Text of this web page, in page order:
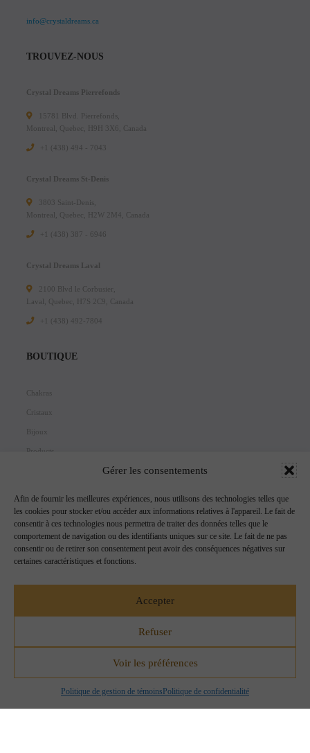
Gérer les consentements
Afin de fournir les meilleures expériences, nous utilisons des technologies telles que
les cookies pour stocker et/ou accéder aux informations relatives à l'appareil. Le fait de
consentir à ces technologies nous permettra de traiter des données telles que le
comportement de navigation ou des identifiants uniques sur ce site. Le fait de ne pas
consentir ou de retirer son consentement peut avoir des conséquences négatives sur
certaines caractéristiques et fonctions.
Accepter
Refuser
Voir les préférences
Politique de gestion de témoins Politique de confidentialité
info@crystaldreams.ca
TROUVEZ-NOUS
Crystal Dreams Pierrefonds
15781 Blvd. Pierrefonds,
Montreal, Quebec, H9H 3X6, Canada
+1 (438) 494 - 7043
Crystal Dreams St-Denis
3803 Saint-Denis,
Montreal, Quebec, H2W 2M4, Canada
+1 (438) 387 - 6946
Crystal Dreams Laval
2100 Blvd le Corbusier,
Laval, Quebec, H7S 2C9, Canada
+1 ‪(438) 492-7804‬
BOUTIQUE
Chakras
Cristaux
Bijoux
Products
Zodiacs